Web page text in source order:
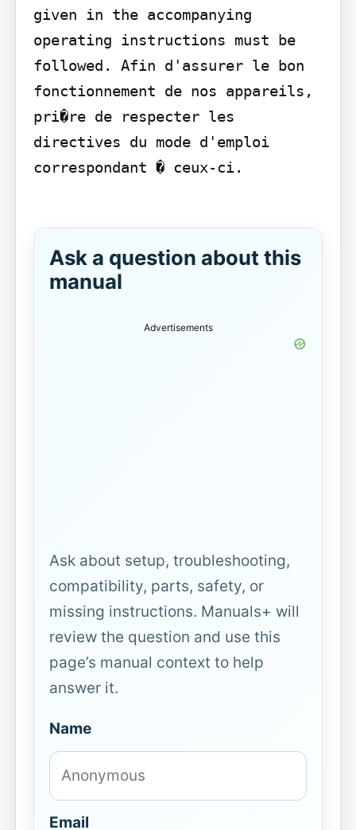
given in the accompanying
operating instructions must be
followed. Afin d'assurer le bon
fonctionnement de nos appareils,
pri�re de respecter les
directives du mode d'emploi
correspondant � ceux-ci.
Ask a question about this
manual
Advertisements
Ask about setup, troubleshooting,
compatibility, parts, safety, or
missing instructions. Manuals+ will
review the question and use this
page’s manual context to help
answer it.
Name
Email